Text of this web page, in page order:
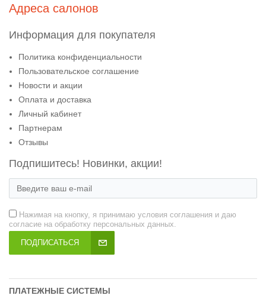
Адреса салонов
Информация для покупателя
Политика конфиденциальности
Пользовательское соглашение
Новости и акции
Оплата и доставка
Личный кабинет
Партнерам
Отзывы
Подпишитесь! Новинки, акции!
Нажимая на кнопку, я принимаю условия соглашения и даю
согласие на обработку персональных данных.
ПОДПИСАТЬСЯ
ПЛАТЕЖНЫЕ СИСТЕМЫ